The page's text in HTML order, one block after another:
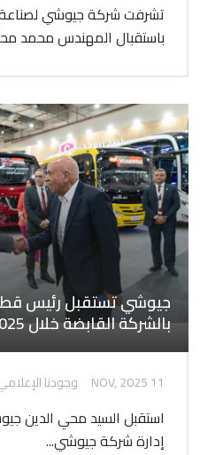
تشرفت شركة جيوشي
باستقبال المهندس محمد
جيوشي تستقبل رئيس
بالشركة القابضة خلال TransMEA 2025
11 NOV, 2025 وجودنا
استقبل السيد محي الدين
إدارة شركة جيوشي...